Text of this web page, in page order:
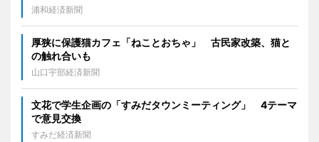
浦和経済新聞
厚狭に保護猫カフェ「ねことおちゃ」 古民家改築、猫と
の触れ合いも
山口宇部経済新聞
文花で学生企画の「すみだタウンミーティング」 4テーマ
で意見交換
すみだ経済新聞